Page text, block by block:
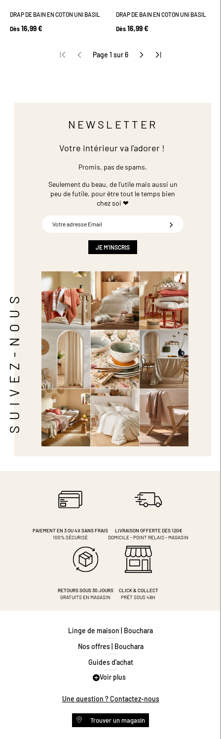
DRAP DE BAIN EN COTON UNI BASIL
Dès 16,99 €
DRAP DE BAIN EN COTON UNI BASIL
Dès 16,99 €
Page 1 sur 6
SUIVEZ-NOUS
NEWSLETTER
Votre intérieur va l'adorer !
Promis, pas de spams.
Seulement du beau, de l'utile mais aussi un
peu de futile, pour être tout le temps bien
chez soi ❤
JE M'INSCRIS
PAIEMENT EN 3 OU 4XSANS FRAIS
100% SÉCURISÉ
LIVRAISON OFFERTE DÈS 120€
DOMICILE - POINT RELAIS - MAGASIN
RETOURS SOUS 30 JOURS
GRATUITS EN MAGASIN
CLICK & COLLECT
PRÊT SOUS 48H
Linge de maison | Bouchara
Nos offres | Bouchara
Guides d'achat
Guide des tailles
Programme de fidélité
Voir plus
Une question ? Contactez-nous
Trouver un magasin